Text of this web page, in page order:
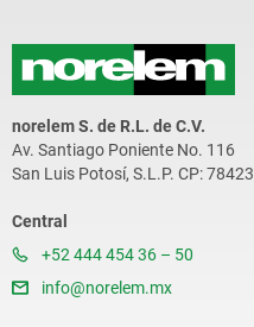
norelem S. de R.L. de C.V.
Av. Santiago Poniente No. 116
San Luis Potosí, S.L.P. CP: 78423
Central
+52 444 454 36 – 50
info@norelem.mx